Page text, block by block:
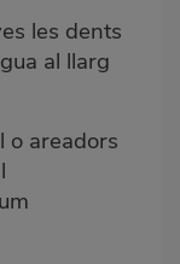
les dents
al llarg
o areadors